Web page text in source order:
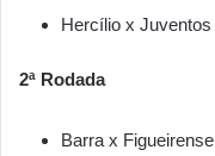
Hercílio x Juventos
2ª Rodada
Barra x Figueirense